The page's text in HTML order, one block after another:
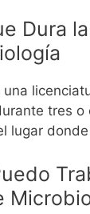
Dura
tres o
lugar